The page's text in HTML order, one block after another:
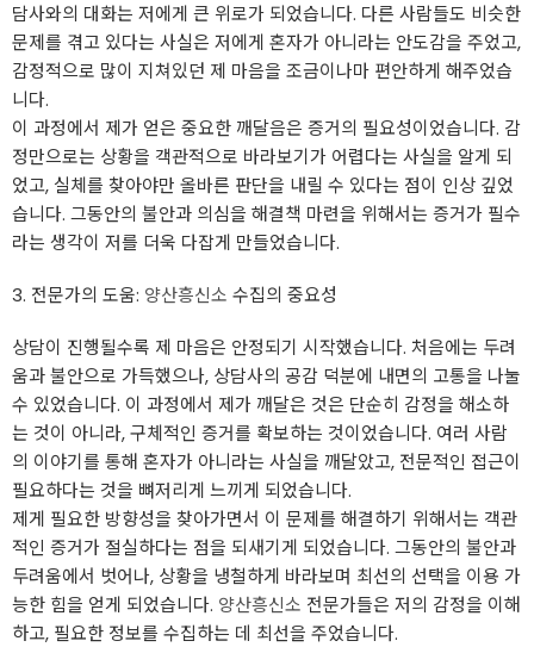
담사와의 대화는 저에게 큰 위로가 되었습니다. 다른 사람들도 비슷한
문제를 겪고 있다는 사실은 저에게 혼자가 아니라는 안도감을 주었고,
감정적으로 많이 지쳐있던 제 마음을 조금이나마 편안하게 해주었습
니다.
이 과정에서 제가 얻은 중요한 깨달음은 증거의 필요성이었습니다. 감
정만으로는 상황을 객관적으로 바라보기가 어렵다는 사실을 알게 되
었고, 실체를 찾아야만 올바른 판단을 내릴 수 있다는 점이 인상 깊었
습니다. 그동안의 불안과 의심을 해결책 마련을 위해서는 증거가 필수
라는 생각이 저를 더욱 다잡게 만들었습니다.
3. 전문가의 도움: 양산흥신소 수집의 중요성
상담이 진행될수록 제 마음은 안정되기 시작했습니다. 처음에는 두려
움과 불안으로 가득했으나, 상담사의 공감 덕분에 내면의 고통을 나눌
수 있었습니다. 이 과정에서 제가 깨달은 것은 단순히 감정을 해소하
는 것이 아니라, 구체적인 증거를 확보하는 것이었습니다. 여러 사람
의 이야기를 통해 혼자가 아니라는 사실을 깨달았고, 전문적인 접근이
필요하다는 것을 뼈저리게 느끼게 되었습니다.
제게 필요한 방향성을 찾아가면서 이 문제를 해결하기 위해서는 객관
적인 증거가 절실하다는 점을 되새기게 되었습니다. 그동안의 불안과
두려움에서 벗어나, 상황을 냉철하게 바라보며 최선의 선택을 이용 가
능한 힘을 얻게 되었습니다. 양산흥신소 전문가들은 저의 감정을 이해
하고, 필요한 정보를 수집하는 데 최선을 주었습니다.